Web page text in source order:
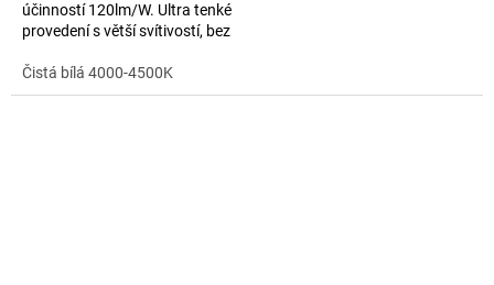
účinností 120lm/W. Ultra tenké
provedení s větší svítivostí, bez
Čistá bílá 4000-4500K